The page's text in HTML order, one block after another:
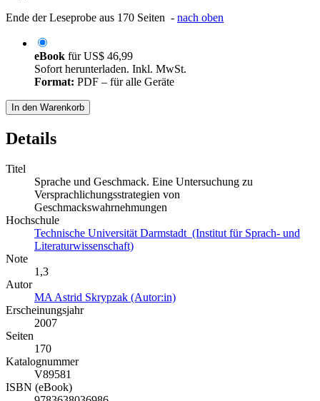
Ende der Leseprobe aus 170 Seiten - nach oben
eBook fürUS$ 46,99
Sofort herunterladen. Inkl. MwSt.
Format: PDF – für alle Geräte
In den Warenkorb
Details
Titel
Sprache und Geschmack. Eine Untersuchung zu
Versprachlichungsstrategien von
Geschmackswahrnehmungen
Hochschule
Technische Universität Darmstadt (Institut für Sprach- und
Literaturwissenschaft)
Note
1,3
Autor
MA Astrid Skrypzak (Autor:in)
Erscheinungsjahr
2007
Seiten
170
Katalognummer
V89581
ISBN (eBook)